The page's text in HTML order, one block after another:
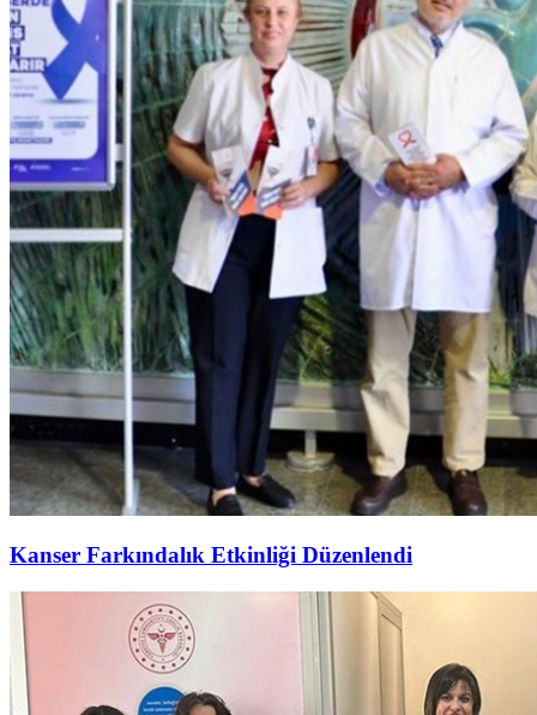
Kanser Farkındalık Etkinliği Düzenlendi